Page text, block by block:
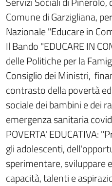
Comune di Garzigliana,
Nazionale "Educare in
Il Bando "EDUCARE IN
delle Politiche per la
Consiglio dei Ministri,
contrasto della povertà
sociale dei bambini e dei
emergenza sanitaria
POVERTA' EDUCATIVA:
gli adolescenti,
sperimentare, sviluppare
capacità, talenti e